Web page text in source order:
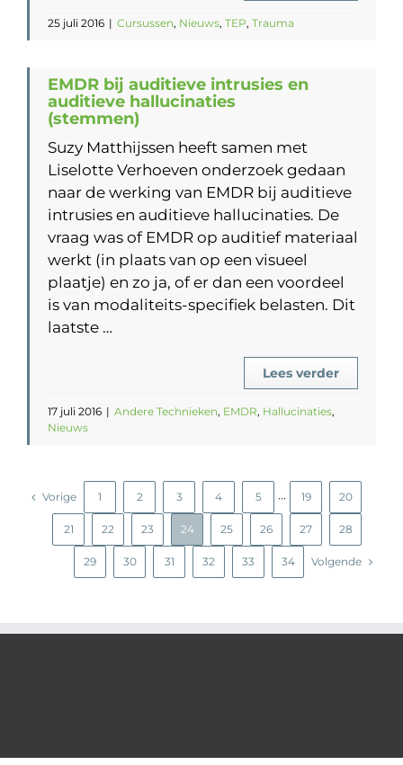
25 juli 2016 | Cursussen, Nieuws, TEP, Trauma
EMDR bij auditieve intrusies en
auditieve hallucinaties
(stemmen)
Suzy Matthijssen heeft samen met
Liselotte Verhoeven onderzoek gedaan
naar de werking van EMDR bij auditieve
intrusies en auditieve hallucinaties. De
vraag was of EMDR op auditief materiaal
werkt (in plaats van op een visueel
plaatje) en zo ja, of er dan een voordeel
is van modaliteits-specifiek belasten. Dit
laatste …
Lees verder
17 juli 2016 | Andere Technieken, EMDR, Hallucinaties,
Nieuws
Vorige 1 2 3 4 5 ··· 19 20
21 22 23 24 25 26 27 28
29 30 31 32 33 34 Volgende